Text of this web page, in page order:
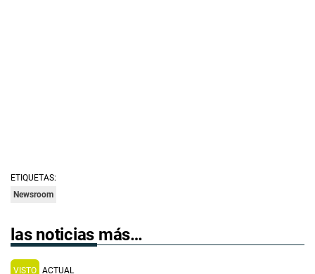
ETIQUETAS:
Newsroom
las noticias más…
VISTO ACTUAL